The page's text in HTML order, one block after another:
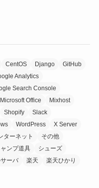
CentOS Django
GitHub
Analytics
Search Console
Microsoft Office
Mixhost
Shopify
Slack
WordPress
X Server
ターネット
その他
ンプ道具
シューズ
ーバ 楽天
楽天ひかり